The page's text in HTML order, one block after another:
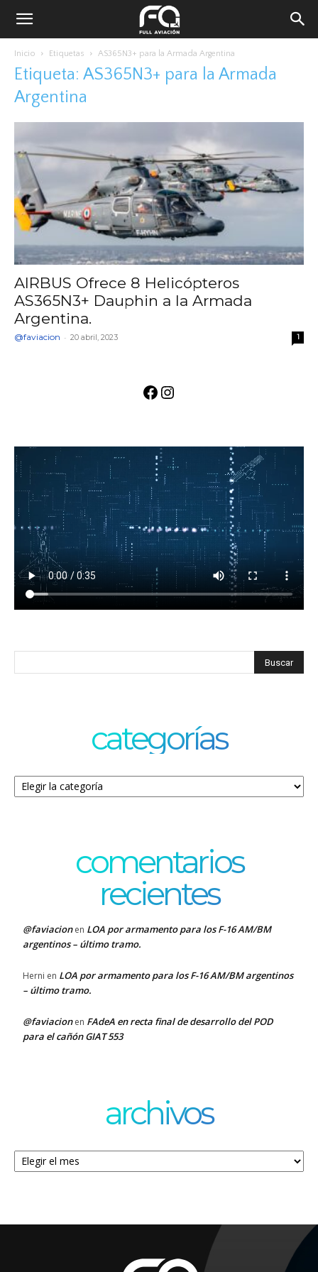
Inicio Etiquetas AS365N3+ para la Armada Argentina
Etiqueta: AS365N3+ para la Armada
Argentina
AIRBUS Ofrece 8 Helicópteros
AS365N3+ Dauphin a la Armada
Argentina.
@faviacion - 20 abril, 2023 1
Facebook
Instagram
categorías
Categorías
comentarios
recientes
@faviacionen LOA por armamento para los F-16 AM/BM
argentinos – último tramo.
Herni en LOA por armamento para los F-16 AM/BM argentinos
– último tramo.
@faviacionen FAdeA en recta final de desarrollo del POD
para el cañón GIAT 553
archivos
Archivos